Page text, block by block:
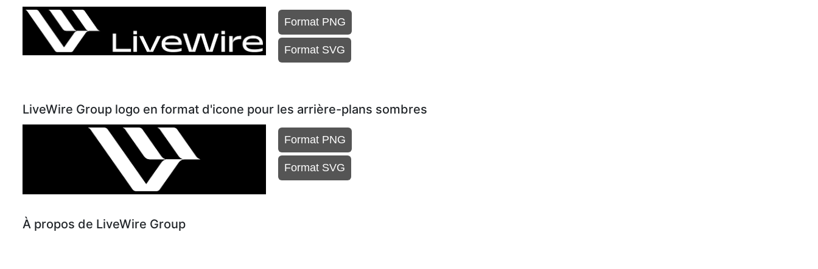
Format PNG
Format SVG
LiveWire Group logo en format d'icone pour les arrière-plans sombres
Format PNG
Format SVG
À propos de LiveWire Group